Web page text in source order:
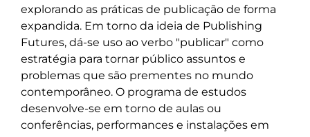
explorando as práticas de publicação de forma
expandida. Em torno da ideia de Publishing
Futures, dá-se uso ao verbo "publicar" como
estratégia para tornar público assuntos e
problemas que são prementes no mundo
contemporâneo. O programa de estudos
desenvolve-se em torno de aulas ou
conferências, performances e instalações em